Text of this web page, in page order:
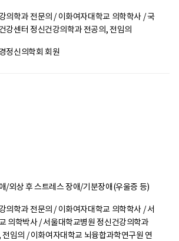
의학과 전문의 / 이화여자대학교 의학학사 / 국
강센터 정신건강의학과 전공의, 전임의
정신의학회 회원
/외상 후 스트레스 장애/기분장애(우울증 등)
의학과 전문의 / 이화여자대학교 의학학사 / 서
의학박사 / 서울대학교병원 정신건강의학과
전임의 / 이화여자대학교 뇌융합과학연구원 연